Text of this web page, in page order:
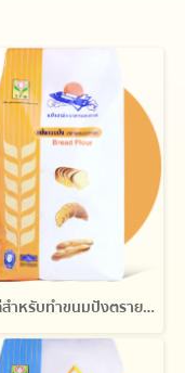
แป้งสาลีสำหรับทำขนมปังตรายานอวกาศ